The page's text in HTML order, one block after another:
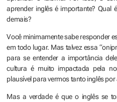
aprender inglês é importante? Qual
demais?
Você minimamente sabe responder
em todo lugar. Mas talvez essa
para se entender a importância
cultura é muito impactada pela
plausível para vermos tanto inglês por
Mas a verdade é que o inglês se